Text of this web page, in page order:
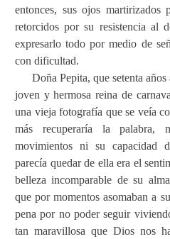
entonces, sus ojos
retorcidos por su resistencia al
expresarlo todo por medio de
con dificultad.
Doña Pepita, que setenta
joven y hermosa reina de
una vieja fotografía que se veía
más recuperaría la palabra,
movimientos ni su capacidad
parecía quedar de ella era el
belleza incomparable de su
que por momentos asomaban a
pena por no poder seguir
tan maravillosa que Dios nos